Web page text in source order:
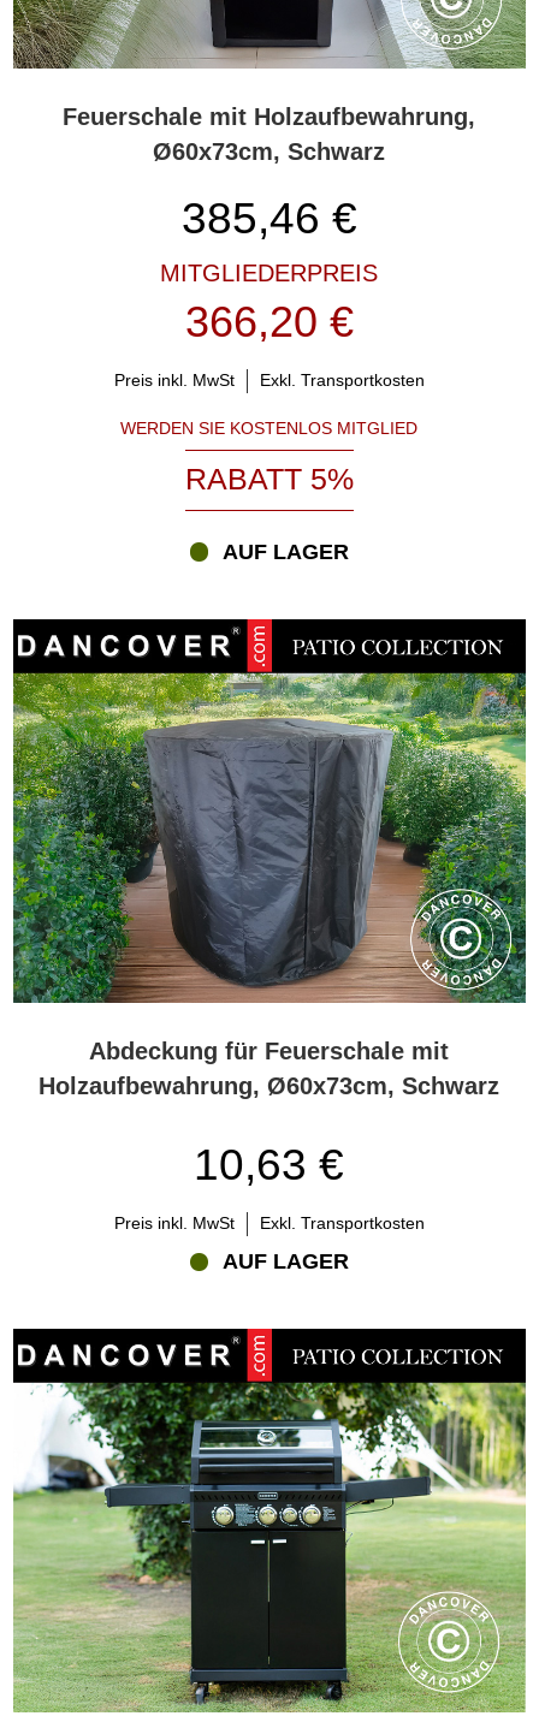
Feuerschale mit Holzaufbewahrung,
Ø60x73cm, Schwarz
385,46 €
MITGLIEDERPREIS
366,20 €
Preis inkl. MwSt Exkl. Transportkosten
WERDEN SIE KOSTENLOS MITGLIED
RABATT 5%
AUF LAGER
Abdeckung für Feuerschale mit
Holzaufbewahrung, Ø60x73cm, Schwarz
10,63 €
Preis inkl. MwSt Exkl. Transportkosten
AUF LAGER